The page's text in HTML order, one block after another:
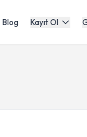
Blog Kayıt Ol